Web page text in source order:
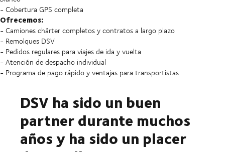
- Cobertura GPS completa
Ofrecemos:
- Camiones chárter completos y contratos a largo plazo
- Remolques DSV
- Pedidos regulares para viajes de ida y vuelta
- Atención de despacho individual
- Programa de pago rápido y ventajas para transportistas
DSV ha sido un buen
partner durante muchos
años y ha sido un placer